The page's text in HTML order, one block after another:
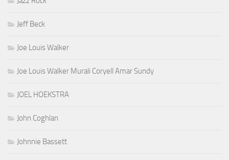
Jeff Beck
Joe Louis Walker
Joe Louis Walker Murali Coryell Amar Sundy
JOEL HOEKSTRA
John Coghlan
Johnnie Bassett